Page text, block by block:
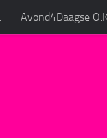
Avond4Daagse